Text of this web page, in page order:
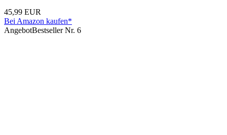
45,99 EUR
Bei Amazon kaufen*
AngebotBestseller Nr. 6